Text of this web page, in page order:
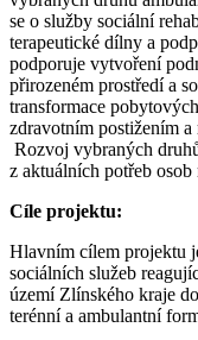
se o služby sociální
terapeutické dílny a
podporuje vytvoření
přirozeném prostředí a
transformace
zdravotním postižením a
Rozvoj vybraných
z aktuálních potřeb
Cíle projektu:
Hlavním cílem projektu
sociálních služeb
území Zlínského kraje
terénní a ambulantní